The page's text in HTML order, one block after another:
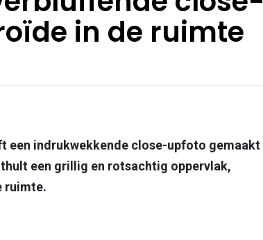
in de ruimte
een indrukwekkende close-upfoto gemaakt
een grillig en rotsachtig oppervlak,
ruimte.